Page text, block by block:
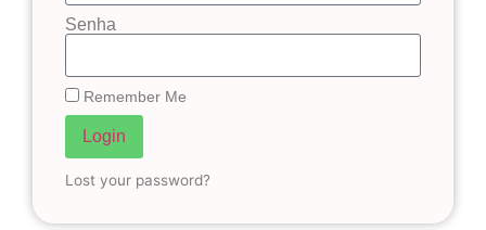
Senha
Remember Me
Login
Lost your password?